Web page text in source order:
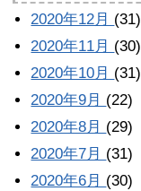
2020年12月 (31)
2020年11月 (30)
2020年10月 (31)
2020年9月 (22)
2020年8月 (29)
2020年7月 (31)
2020年6月 (30)